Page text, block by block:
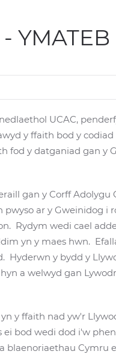
YMATEB
UCAC,
y ffaith bod y
fod y datganiad gan y
gan y Corff Adolygu
ar y Gweinidog
Rydym wedi cael
yn y maes hwn.
Hyderwn y bydd y
a welwyd gan
y ffaith nad yw'r
bod wedi dod i'w
blaenoriaethau Cymru